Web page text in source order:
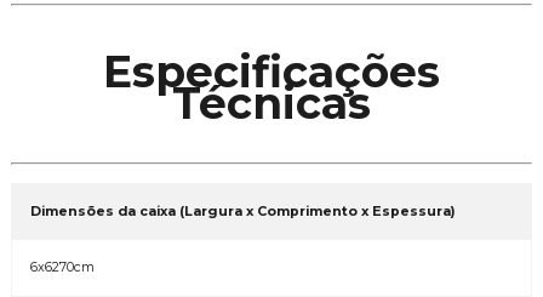
Especificações
Técnicas
Dimensões da caixa (Largura x Comprimento x Espessura)
6x6270cm